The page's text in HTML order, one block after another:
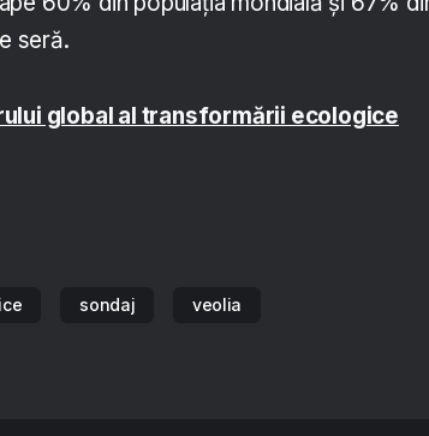
seră.
global al transformării ecologice
sondaj veolia